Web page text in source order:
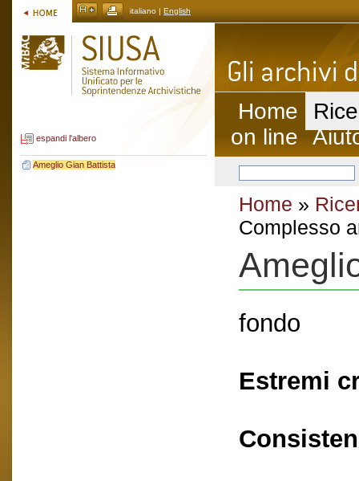
italiano | English
espandi l'albero
Ameglio Gian Battista
Home
on line
Home »
Complesso
fondo
Estremi